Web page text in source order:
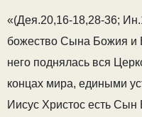
«(Дея.20,16-18,28-36;
божество Сына Божия и
него поднялась вся
концах мира, едиными
Иисус Христос есть